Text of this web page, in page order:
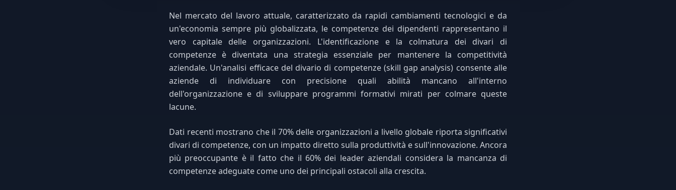
Nel mercato del lavoro attuale, caratterizzato da rapidi cambiamenti tecnologici e da
un'economia sempre più globalizzata, le competenze dei dipendenti rappresentano il
vero capitale delle organizzazioni. L'identificazione e la colmatura dei divari di
competenze è diventata una strategia essenziale per mantenere la competitività
aziendale. Un'analisi efficace del divario di competenze (skill gap analysis) consente alle
aziende di individuare con precisione quali abilità mancano all'interno
dell'organizzazione e di sviluppare programmi formativi mirati per colmare queste
lacune.
Dati recenti mostrano che il 70% delle organizzazioni a livello globale riporta significativi
divari di competenze, con un impatto diretto sulla produttività e sull'innovazione. Ancora
più preoccupante è il fatto che il 60% dei leader aziendali considera la mancanza di
competenze adeguate come uno dei principali ostacoli alla crescita.